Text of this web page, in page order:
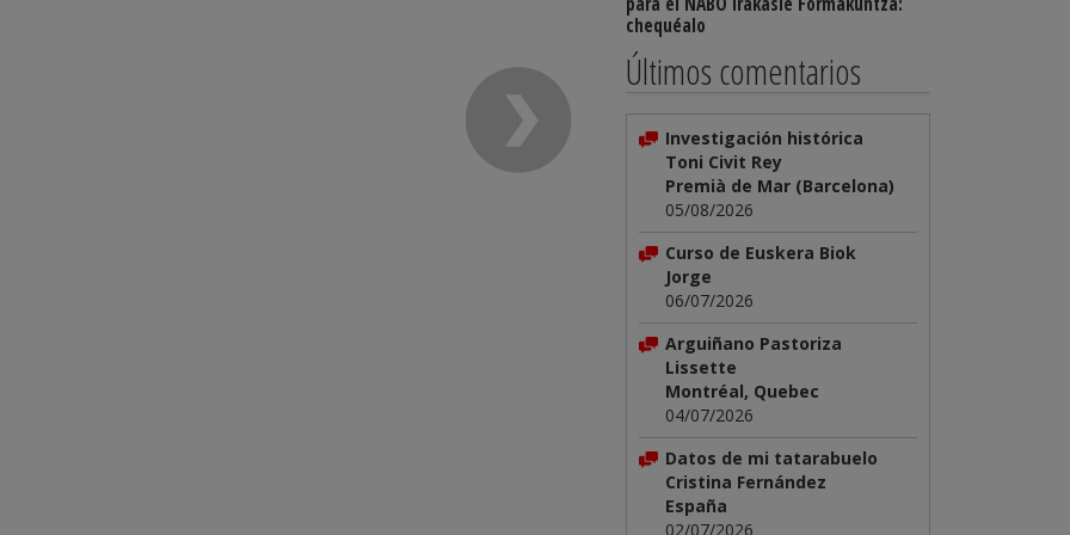
chequéalo
Últimos comentarios
Investigación histórica
Toni Civit Rey
Premià de Mar (Barcelona)
05/08/2026
Curso de Euskera Biok
Jorge
06/07/2026
Arguiñano Pastoriza
Lissette
Montréal, Quebec
04/07/2026
Datos de mi tatarabuelo
Cristina Fernández
España
02/07/2026